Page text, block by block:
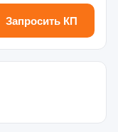
Запросить КП